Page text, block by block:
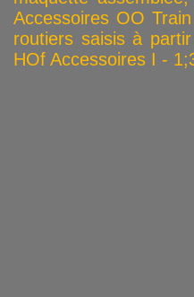
Accessoires OO
routiers saisis à
HOf Accessoires I -